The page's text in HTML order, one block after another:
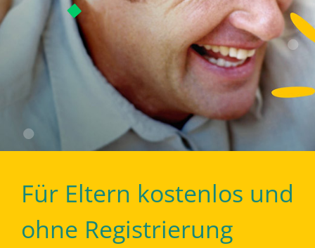
Für Eltern kostenlos und
ohne Registrierung